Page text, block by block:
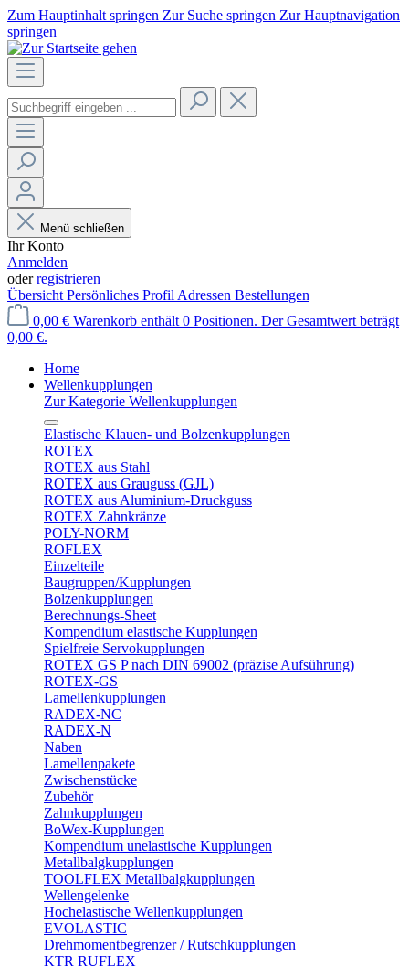
Zum Hauptinhalt springen Zur Suche springen Zur Hauptnavigation
springen
Menü schließen
Ihr Konto
Anmelden
oderregistrieren
Übersicht Persönliches Profil Adressen Bestellungen
0,00 € Warenkorb enthält 0 Positionen. Der Gesamtwert beträgt
0,00 €.
Home
Wellenkupplungen
Zur Kategorie Wellenkupplungen
Elastische Klauen- und Bolzenkupplungen
ROTEX
ROTEX aus Stahl
ROTEX aus Grauguss (GJL)
ROTEX aus Aluminium-Druckguss
ROTEX Zahnkränze
POLY-NORM
ROFLEX
Einzelteile
Baugruppen/Kupplungen
Bolzenkupplungen
Berechnungs-Sheet
Kompendium elastische Kupplungen
Spielfreie Servokupplungen
ROTEX GS P nach DIN 69002 (präzise Aufsührung)
ROTEX-GS
Lamellenkupplungen
RADEX-NC
RADEX-N
Naben
Lamellenpakete
Zwischenstücke
Zubehör
Zahnkupplungen
BoWex-Kupplungen
Kompendium unelastische Kupplungen
Metallbalgkupplungen
TOOLFLEX Metallbalgkupplungen
Wellengelenke
Hochelastische Wellenkupplungen
EVOLASTIC
Drehmomentbegrenzer / Rutschkupplungen
KTR RUFLEX